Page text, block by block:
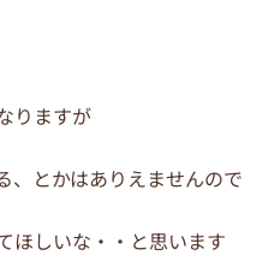
りますが
、とかはありえませんので
ほしいな・・と思います